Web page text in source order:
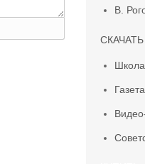
В.
СКАЧАТЬ